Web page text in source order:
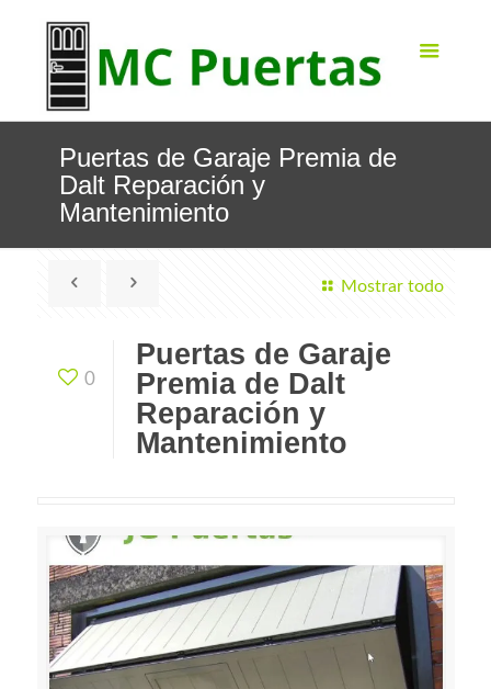
Puertas de Garaje Premia de
Dalt Reparación y
Mantenimiento
Mostrar todo
0
Puertas de Garaje
Premia de Dalt
Reparación y
Mantenimiento